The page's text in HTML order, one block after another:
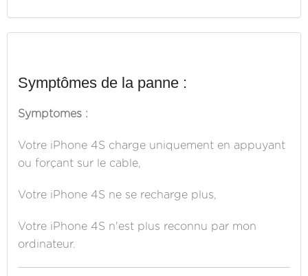
Symptômes de la panne :
Symptomes :
Votre iPhone 4S charge uniquement en appuyant
ou forçant sur le cable,
Votre iPhone 4S ne se recharge plus,
Votre iPhone 4S n'est plus reconnu par mon
ordinateur.